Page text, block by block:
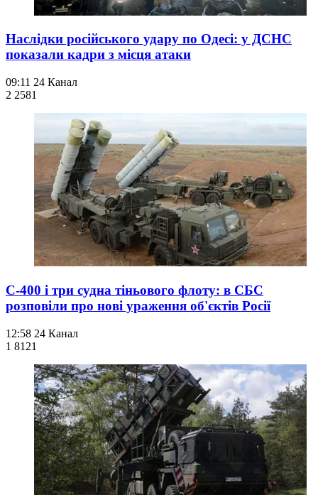
Наслідки російського удару по Одесі: у ДСНС
показали кадри з місця атаки
09:11 24 Канал
2 2581
С-400 і три судна тіньового флоту: в СБС
розповіли про нові ураження об'єктів Росії
12:58 24 Канал
1 8121